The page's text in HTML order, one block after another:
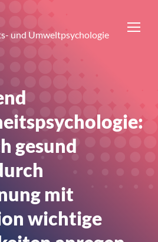
und Umweltpsychologie
gesund
mit
wichtige